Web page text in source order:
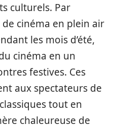
culturels. Par
de cinéma en plein air
les mois d’été,
cinéma en un
festives. Ces
aux spectateurs de
tout en
chaleureuse de